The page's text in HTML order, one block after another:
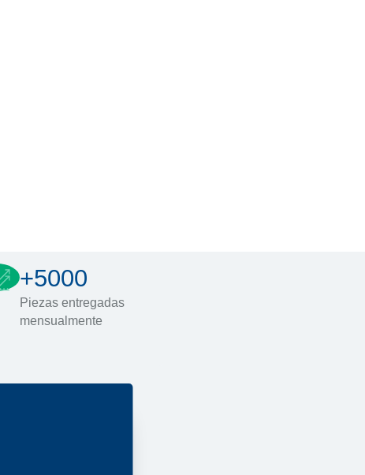
+5000
Piezas entregadas
mensualmente